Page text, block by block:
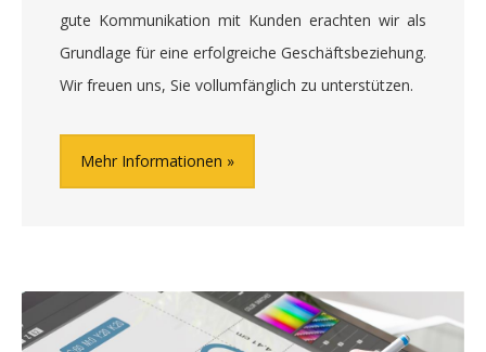
gute Kommunikation mit Kunden erachten wir als
Grundlage für eine erfolgreiche Geschäftsbeziehung.
Wir freuen uns, Sie vollumfänglich zu unterstützen.
Mehr Informationen